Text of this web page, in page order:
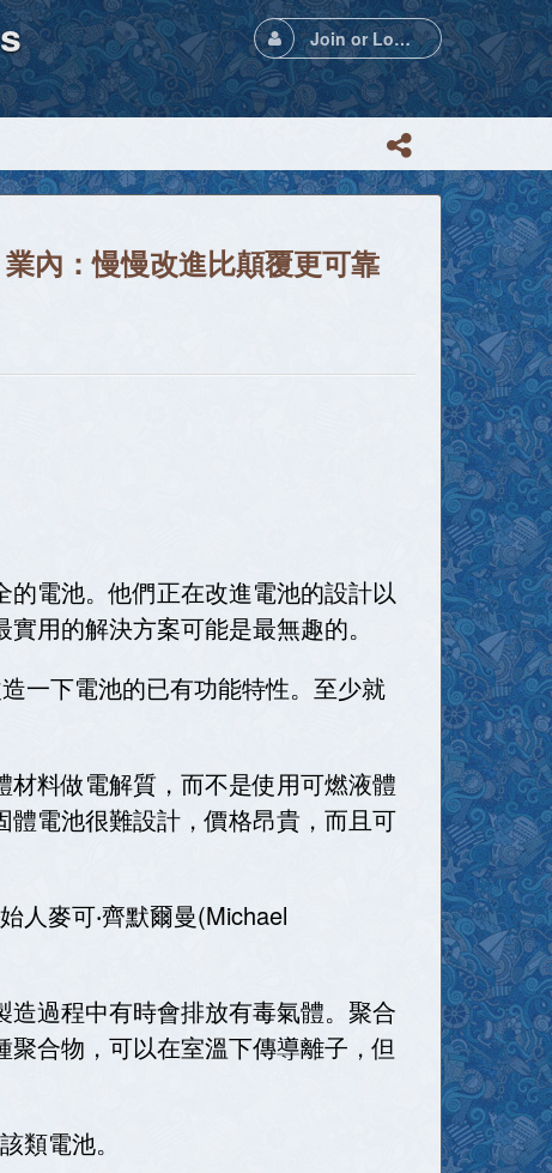
Join or Login
內：慢慢改進比顛覆更可靠
電池。他們正在改進電池的設計以
用的解決方案可能是最無趣的。
一下電池的已有功能特性。至少就
料做電解質，而不是使用可燃液體
電池很難設計，價格昂貴，而且可
人麥可‧齊默爾曼(Michael
過程中有時會排放有毒氣體。聚合
合物，可以在室溫下傳導離子，但
類電池。